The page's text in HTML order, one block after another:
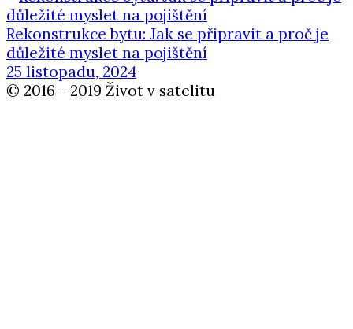
Rekonstrukce bytu: Jak se připravit a proč je
důležité myslet na pojištění
25 listopadu, 2024
© 2016 - 2019 Život v satelitu